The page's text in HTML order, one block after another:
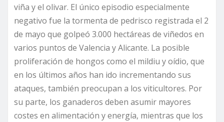
viña y el olivar. El único episodio especialmente
negativo fue la tormenta de pedrisco registrada el 2
de mayo que golpeó 3.000 hectáreas de viñedos en
varios puntos de Valencia y Alicante. La posible
proliferación de hongos como el mildiu y oídio, que
en los últimos años han ido incrementando sus
ataques, también preocupan a los viticultores. Por
su parte, los ganaderos deben asumir mayores
costes en alimentación y energía, mientras que los